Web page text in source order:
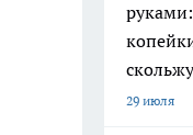
29 июля